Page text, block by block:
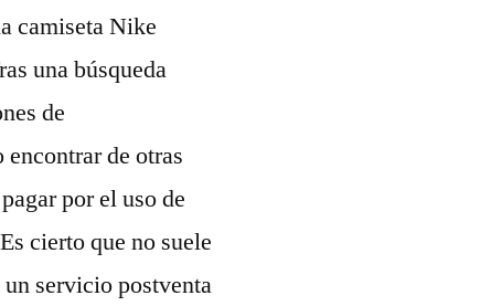
camiseta Nike
una búsqueda
de
de otras
por el uso de
cierto que no suele
servicio postventa